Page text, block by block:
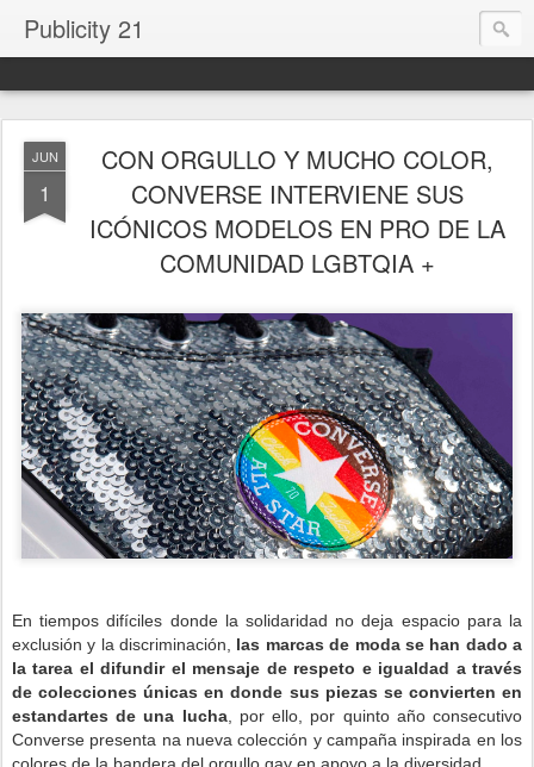
Publicity 21
JUN
1
CON ORGULLO Y MUCHO COLOR,
CONVERSE INTERVIENE SUS
ICÓNICOS MODELOS EN PRO DE LA
COMUNIDAD LGBTQIA +
En tiempos difíciles donde la solidaridad no deja espacio para la
exclusión y la discriminación, las marcas de moda se han dado a
la tarea el difundir el mensaje de respeto e igualdad a través
de colecciones únicas en donde sus piezas se convierten en
estandartes de una lucha, por ello, por quinto año consecutivo
Converse presenta na nueva colección y campaña inspirada en los